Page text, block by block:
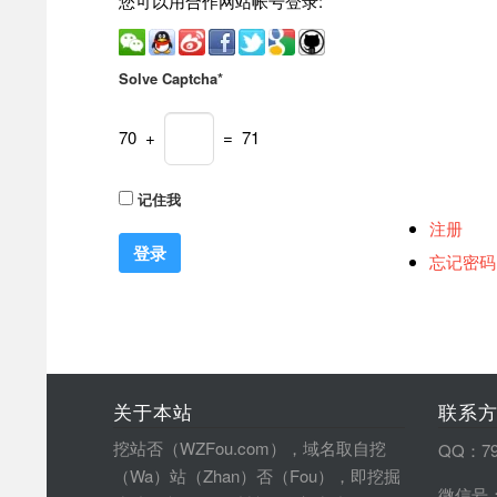
Solve Captcha*
70 + = 71
记住我
注册
忘记密码
关于本站
挖站否（WZFou.com），域名取自挖
（Wa）站（Zhan）否（Fou），即挖掘
联系
QQ：